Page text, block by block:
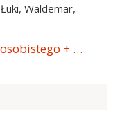
Łuki, Waldemar,
Do 600 zł za założenie konta osobistego + 100 zł z polecenia + 5,5% na OKO od ING Banku Śląskiego